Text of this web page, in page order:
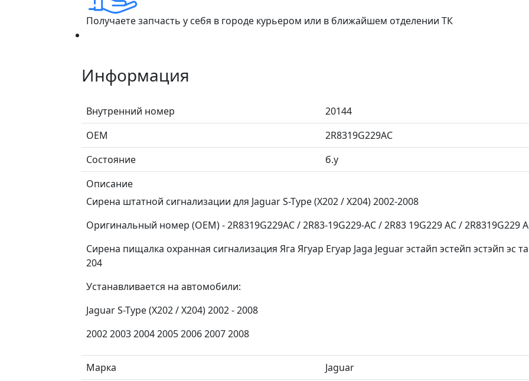
Получаете запчасть у себя в городе курьером или в ближайшем отделении ТК
Информация
Внутренний номер
20144
ОЕМ
2R8319G229AC
Состояние
б.у
Описание
Сирена штатной сигнализации для Jaguar S-Type (X202 / X204) 2002-2008
Оригинальный номер (OEM) - 2R8319G229AC / 2R83-19G229-AC / 2R83 19G229 AC / 2R8319G229
Сирена пищалка охранная сигнализация Яга Ягуар Егуар Jaga Jeguar эстайп эстейп эстэйп эс
204
Устанавливается на автомобили:
Jaguar S-Type (X202 / X204) 2002 - 2008
2002 2003 2004 2005 2006 2007 2008
Марка
Jaguar